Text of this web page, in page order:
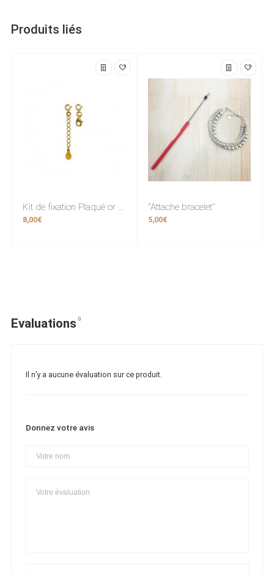
Produits liés
Kit de fixation Plaqué or (fermoir)
8,00€
"Attache bracelet"
5,00€
Evaluations 0
Il n’y a aucune évaluation sur ce produit.
Donnez votre avis